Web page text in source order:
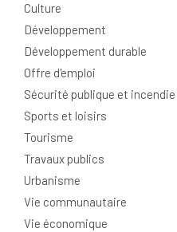
Culture
Développement
Développement durable
Offre d'emploi
Sécurité publique et incendie
Sports et loisirs
Tourisme
Travaux publics
Urbanisme
Vie communautaire
Vie économique